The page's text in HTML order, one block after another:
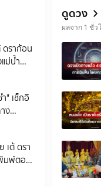
ดราก้อน
ม่น้ำ
" เช็กอิ
ง
เต้ ดรา
มพ์ตอบ
ก
ดูดวง
ผลจาก 1 ชั่